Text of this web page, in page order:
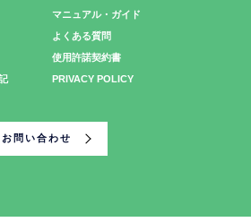
マニュアル・ガイド
よくある質問
使用許諾契約書
PRIVACY POLICY
問い合わせ